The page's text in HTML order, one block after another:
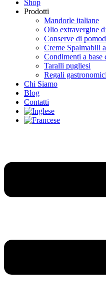
Shop
Prodotti
Mandorle italiane
Olio extravergine
Conserve di
Creme Spalmabili
Condimenti a
Taralli pugliesi
Regali gastronomici
Chi Siamo
Blog
Contatti